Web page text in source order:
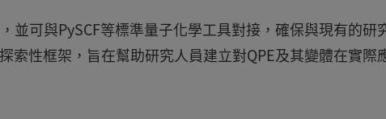
可與PySCF等標準量子化學工具對接，確保與現有的研
索性框架，旨在幫助研究人員建立對QPE及其變體在實際